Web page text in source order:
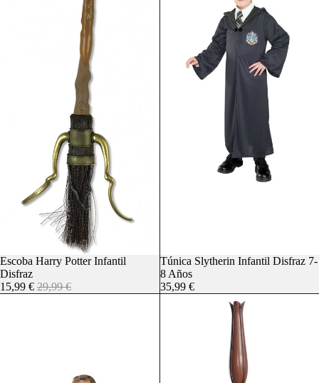
Oferta
Escoba Harry Potter Infantil
Disfraz
15,99 € 29,99 €
Agotado
Túnica Slytherin Infantil Disfraz 7-
8 Años
35,99 €